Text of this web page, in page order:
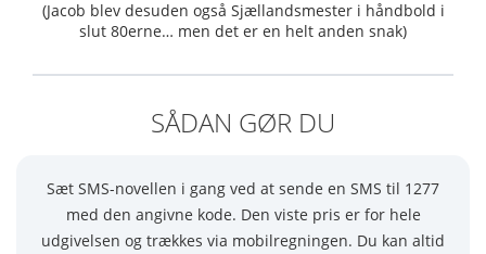
(Jacob blev desuden også Sjællandsmester i håndbold i
slut 80erne… men det er en helt anden snak)
SÅDAN GØR DU
Sæt SMS-novellen i gang ved at sende en SMS til 1277
med den angivne kode. Den viste pris er for hele
udgivelsen og trækkes via mobilregningen. Du kan altid